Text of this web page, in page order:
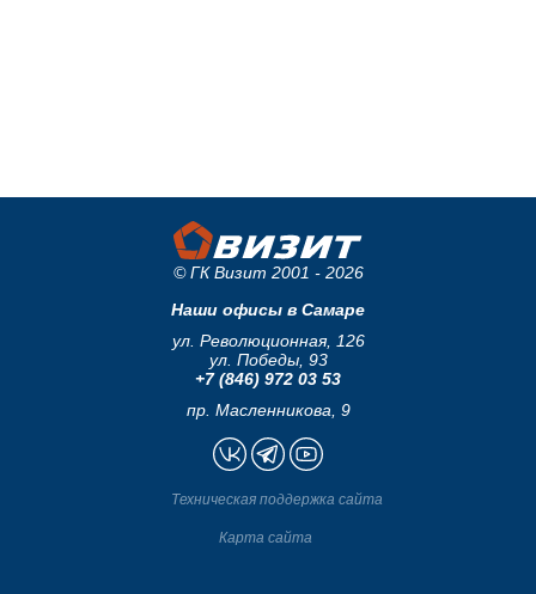
© ГК Визит 2001 - 2026
Наши офисы в Самаре
ул. Революционная, 126
ул. Победы, 93
+7 (846) 972 03 53
пр. Масленникова, 9
Техническая поддержка сайта
Карта сайта